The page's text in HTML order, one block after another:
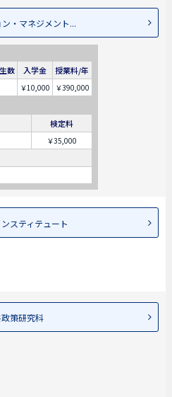
・マネジメント...
数 入学金 授業料/年
￥10,000 ￥390,000
検定料
￥35,000
スティテュート
策研究科